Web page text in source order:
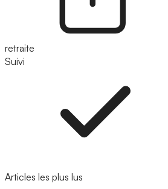
retraite
Suivi
Articles les plus lus